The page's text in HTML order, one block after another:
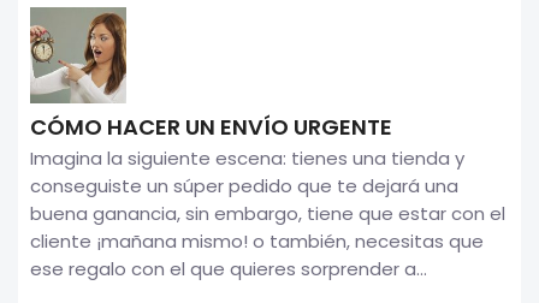
CÓMO HACER UN ENVÍO URGENTE
Imagina la siguiente escena: tienes una tienda y
conseguiste un súper pedido que te dejará una
buena ganancia, sin embargo, tiene que estar con el
cliente ¡mañana mismo! o también, necesitas que
ese regalo con el que quieres sorprender a...